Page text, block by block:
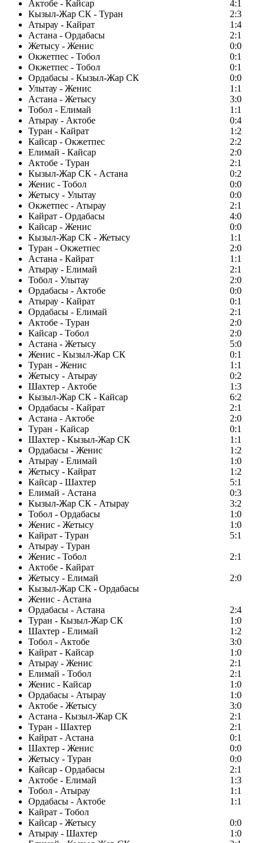
Актобе - Кайсар
4:1
Кызыл-Жар СК - Туран
2:3
Атырау - Кайрат
1:4
Астана - Ордабасы
2:1
Жетысу - Женис
0:0
Окжетпес - Тобол
0:1
Окжетпес - Тобол
0:1
Ордабасы - Кызыл-Жар СК
0:0
Улытау - Женис
1:1
Астана - Жетысу
3:0
Тобол - Елимай
1:1
Атырау - Актобе
0:4
Туран - Кайрат
1:2
Кайсар - Окжетпес
2:2
Елимай - Кайсар
2:0
Актобе - Туран
2:1
Кызыл-Жар СК - Астана
0:2
Женис - Тобол
0:0
Жетысу - Улытау
0:0
Окжетпес - Атырау
2:1
Кайрат - Ордабасы
4:0
Кайсар - Женис
0:0
Кызыл-Жар СК - Жетысу
1:1
Туран - Окжетпес
2:0
Астана - Кайрат
1:1
Атырау - Елимай
2:1
Тобол - Улытау
2:0
Ордабасы - Актобе
0:0
Атырау - Кайрат
0:1
Ордабасы - Елимай
2:1
Актобе - Туран
2:0
Кайсар - Тобол
2:0
Астана - Жетысу
5:0
Женис - Кызыл-Жар СК
0:1
Туран - Женис
1:1
Жетысу - Атырау
0:2
Шахтер - Актобе
1:3
Кызыл-Жар СК - Кайсар
6:2
Ордабасы - Кайрат
2:1
Астана - Актобе
2:0
Туран - Кайсар
0:1
Шахтер - Кызыл-Жар СК
1:1
Ордабасы - Женис
1:2
Атырау - Елимай
1:0
Жетысу - Кайрат
1:2
Кайсар - Шахтер
5:1
Елимай - Астана
0:3
Кызыл-Жар СК - Атырау
3:2
Тобол - Ордабасы
1:0
Женис - Жетысу
1:0
Кайрат - Туран
5:1
Атырау - Туран
Женис - Тобол
2:1
Актобе - Кайрат
Жетысу - Елимай
2:0
Кызыл-Жар СК - Ордабасы
Женис - Астана
Ордабасы - Астана
2:4
Туран - Кызыл-Жар СК
1:0
Шахтер - Елимай
1:2
Тобол - Актобе
3:0
Кайрат - Кайсар
1:0
Атырау - Женис
2:1
Елимай - Тобол
2:1
Женис - Кайсар
1:0
Ордабасы - Атырау
1:0
Актобе - Жетысу
3:0
Астана - Кызыл-Жар СК
2:1
Туран - Шахтер
2:1
Кайрат - Астана
0:1
Шахтер - Женис
0:0
Жетысу - Туран
0:0
Кайсар - Ордабасы
2:1
Актобе - Елимай
1:3
Тобол - Атырау
1:1
Ордабасы - Актобе
1:1
Кайрат - Тобол
Кайсар - Жетысу
0:0
Атырау - Шахтер
1:0